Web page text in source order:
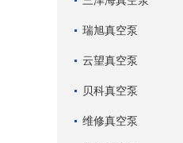
瑞旭真空泵
云望真空泵
贝科真空泵
维修真空泵